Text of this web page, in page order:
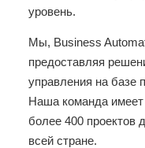
уровень.
Мы, Business
предоставляя
управления на базе
Наша команда
более 400 проектов
всей стране.